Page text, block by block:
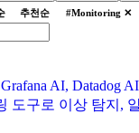
추천순 #Monitoring ✕
AI, Datadog
도구로 이상 탐지,